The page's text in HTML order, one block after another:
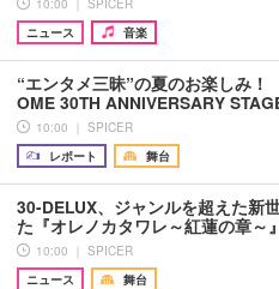
10:00 ｜ SPICER
ニュース
音楽
“エンタメ三昧”の夏のお楽しみ
OME 30TH ANNIVERSARY
10:00 ｜ SPICER
レポート
舞台
30-DELUX、ジャンルを超えた新
た『オレノカタワレ～紅蓮の章
10:00 ｜ SPICER
ニュース
舞台